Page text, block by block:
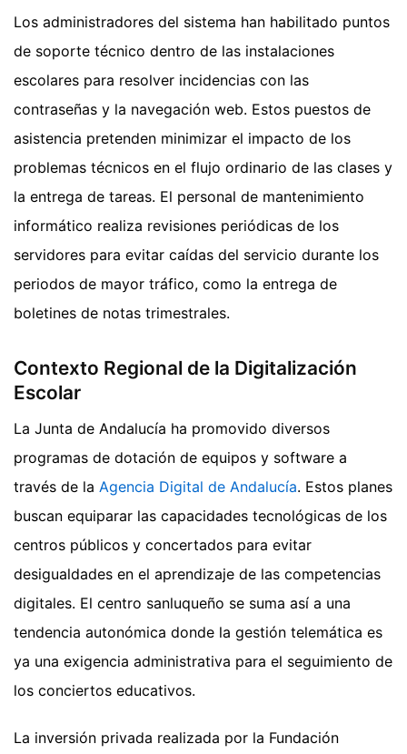
Los administradores del sistema han habilitado puntos
de soporte técnico dentro de las instalaciones
escolares para resolver incidencias con las
contraseñas y la navegación web. Estos puestos de
asistencia pretenden minimizar el impacto de los
problemas técnicos en el flujo ordinario de las clases y
la entrega de tareas. El personal de mantenimiento
informático realiza revisiones periódicas de los
servidores para evitar caídas del servicio durante los
periodos de mayor tráfico, como la entrega de
boletines de notas trimestrales.
Contexto Regional de la Digitalización
Escolar
La Junta de Andalucía ha promovido diversos
programas de dotación de equipos y software a
través de la Agencia Digital de Andalucía. Estos planes
buscan equiparar las capacidades tecnológicas de los
centros públicos y concertados para evitar
desigualdades en el aprendizaje de las competencias
digitales. El centro sanluqueño se suma así a una
tendencia autonómica donde la gestión telemática es
ya una exigencia administrativa para el seguimiento de
los conciertos educativos.
La inversión privada realizada por la Fundación